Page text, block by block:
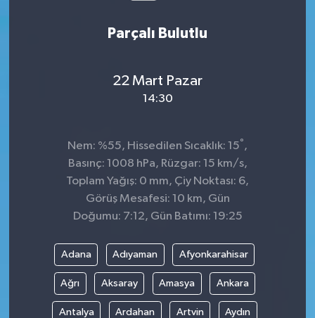
Parçalı Bulutlu
22 Mart Pazar
14:30
Nem: %55, Hissedilen Sıcaklık: 15° ,
Basınç: 1008 hPa, Rüzgar: 15 km/s,
Toplam Yağış: 0 mm, Çiy Noktası: 6,
Görüş Mesafesi: 10 km, Gün
Doğumu: 7:12, Gün Batımı: 19:25
Adana Adıyaman Afyonkarahisar
Ağrı Aksaray Amasya Ankara
Antalya Ardahan Artvin Aydın